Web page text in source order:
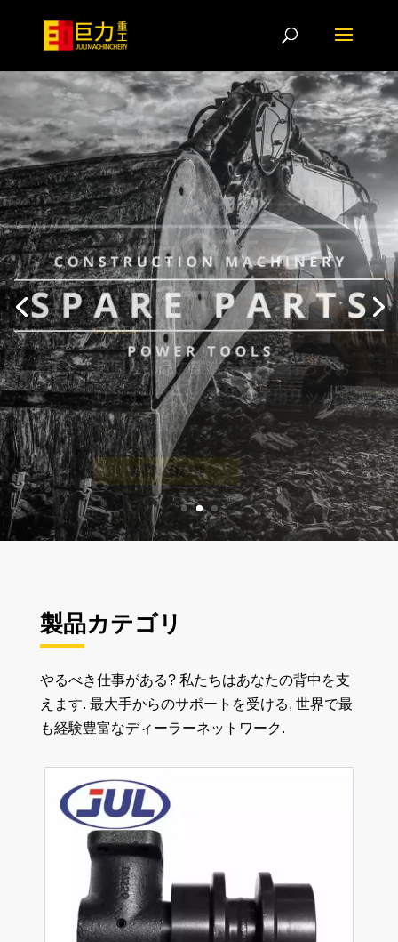
製品カテゴリ
やるべき仕事がある? 私たちはあなたの背中を支
えます. 最大手からのサポートを受ける, 世界で最
も経験豊富なディーラーネットワーク.